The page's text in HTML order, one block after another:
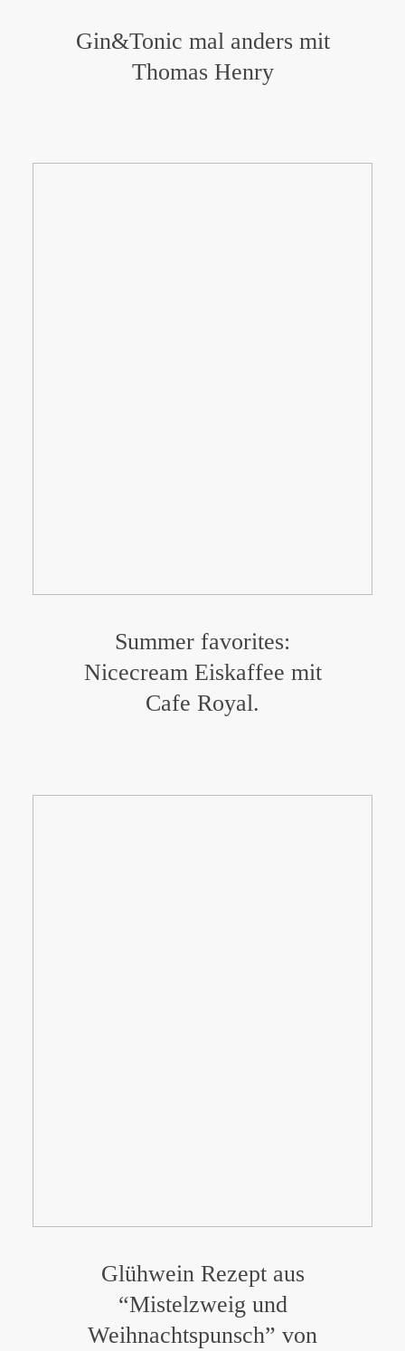
Gin&Tonic mal anders mit
Thomas Henry
Summer favorites:
Nicecream Eiskaffee mit
Cafe Royal.
Glühwein Rezept aus
“Mistelzweig und
Weihnachtspunsch” von